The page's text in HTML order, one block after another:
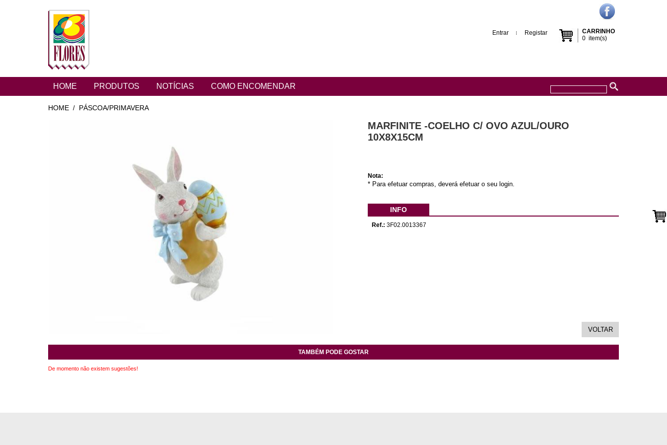
CARRINHO
0 item(s)
Entrar Registar
HOME PRODUTOS NOTÍCIAS COMO ENCOMENDAR
HOME / PÁSCOA/PRIMAVERA
MARFINITE -COELHO C/ OVO AZUL/OURO
10X8X15CM
Nota:
* Para efetuar compras, deverá efetuar o seu login.
INFO
Ref.: 3F02.0013367
TAMBÉM PODE GOSTAR
De momento não existem sugestões!